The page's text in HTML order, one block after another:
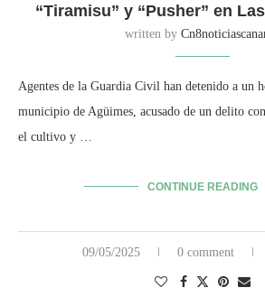
“Tiramisu” y “Pusher” en
written by
Agentes de la Guardia Civil han detenido a un
municipio de Agüimes, acusado de un delito
el cultivo y …
CONTINUE READING
09/05/2025 0 comment